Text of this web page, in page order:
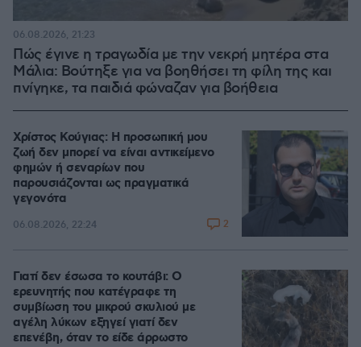
Πώς έγινε η τραγωδία με την νεκρή μητέρα στα
Μάλια: Βούτηξε για να βοηθήσει τη φίλη της και
πνίγηκε, τα παιδιά φώναζαν για βοήθεια
06.08.2026, 21:23
Χρίστος Κούγιας: Η προσωπική μου
ζωή δεν μπορεί να είναι αντικείμενο
φημών ή σεναρίων που
παρουσιάζονται ως πραγματικά
γεγονότα
06.08.2026, 22:24 2
Γιατί δεν έσωσα το κουτάβι: Ο
ερευνητής που κατέγραφε τη
συμβίωση του μικρού σκυλιού με
αγέλη λύκων εξηγεί γιατί δεν
επενέβη, όταν το είδε άρρωστο